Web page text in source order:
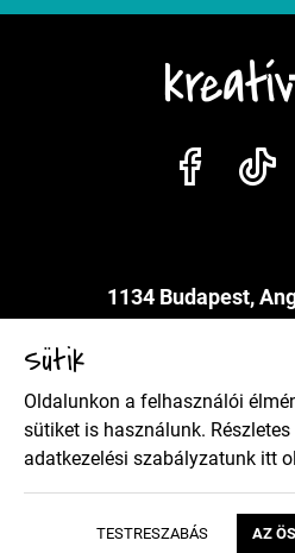
1134 Budapest,
Adatkezelési
Sütik
Oldalunkon a felhasználói
sütiket is használunk.
adatkezelési szabályzatunk itt
TESTRESZABÁS AZ